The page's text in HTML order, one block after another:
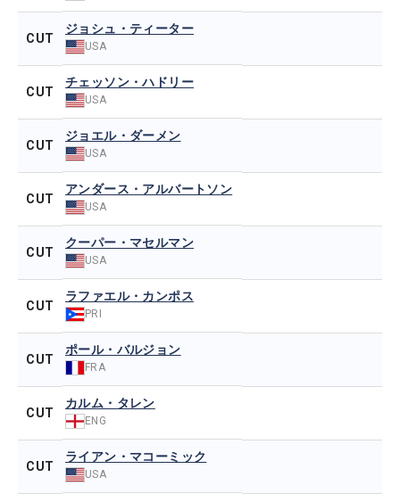
CUT
ジョシュ・ティーター
USA
CUT
チェッソン・ハドリー
USA
CUT
ジョエル・ダーメン
USA
CUT
アンダース・アルバートソン
USA
CUT
クーパー・マセルマン
USA
CUT
ラファエル・カンポス
PRI
CUT
ポール・バルジョン
FRA
CUT
カルム・タレン
ENG
CUT
ライアン・マコーミック
USA